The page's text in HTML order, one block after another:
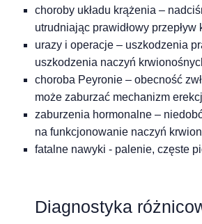
choroby układu krążenia –
utrudniając prawidłowy przepływ
urazy i operacje – uszkodzenia
uszkodzenia naczyń
choroba Peyronie – obecność
może zaburzać mechanizm
zaburzenia hormonalne –
na funkcjonowanie naczyń
fatalne nawyki - palenie, częste
Diagnostyka